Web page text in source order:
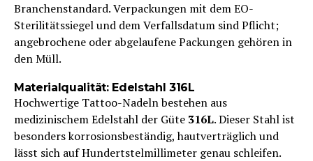
Branchenstandard. Verpackungen mit dem EO-
Sterilitätssiegel und dem Verfallsdatum sind Pflicht;
angebrochene oder abgelaufene Packungen gehören in
den Müll.
Materialqualität: Edelstahl 316L
Hochwertige Tattoo-Nadeln bestehen aus
medizinischem Edelstahl der Güte 316L. Dieser Stahl ist
besonders korrosionsbeständig, hautverträglich und
lässt sich auf Hundertstelmillimeter genau schleifen.